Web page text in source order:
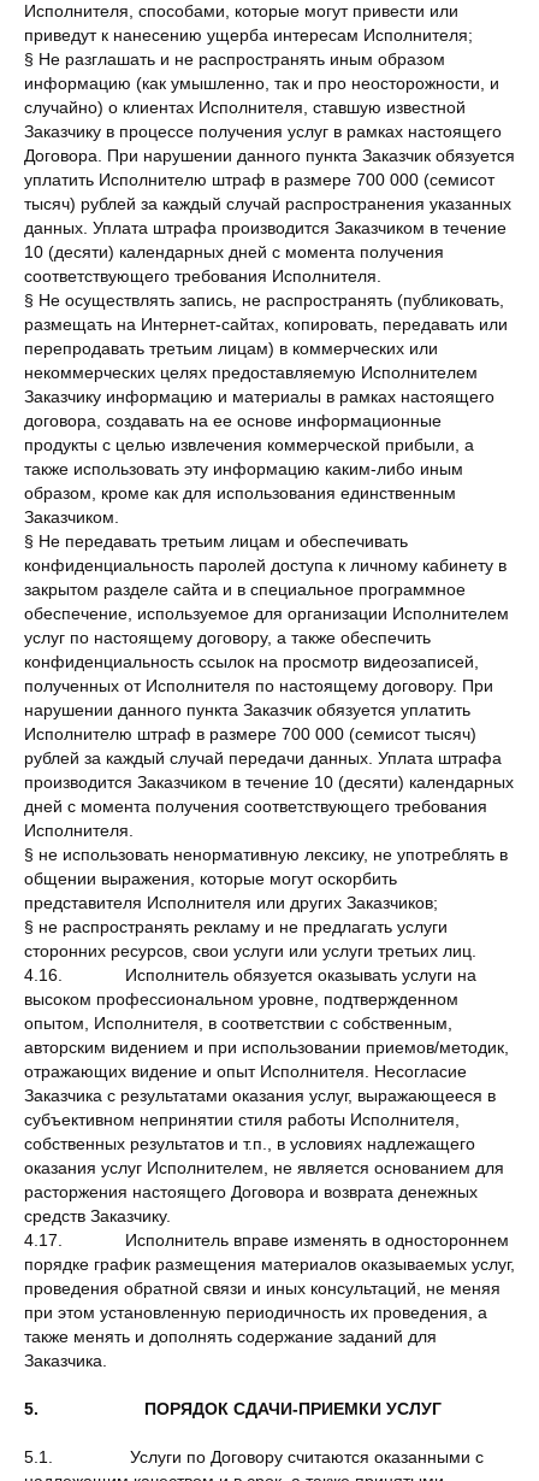
Исполнителя, способами, которые могут привести или
приведут к нанесению ущерба интересам Исполнителя;
§ Не разглашать и не распространять иным образом
информацию (как умышленно, так и про неосторожности, и
случайно) о клиентах Исполнителя, ставшую известной
Заказчику в процессе получения услуг в рамках настоящего
Договора. При нарушении данного пункта Заказчик обязуется
уплатить Исполнителю штраф в размере 700 000 (семисот
тысяч) рублей за каждый случай распространения указанных
данных. Уплата штрафа производится Заказчиком в течение
10 (десяти) календарных дней с момента получения
соответствующего требования Исполнителя.
§ Не осуществлять запись, не распространять (публиковать,
размещать на Интернет-сайтах, копировать, передавать или
перепродавать третьим лицам) в коммерческих или
некоммерческих целях предоставляемую Исполнителем
Заказчику информацию и материалы в рамках настоящего
договора, создавать на ее основе информационные
продукты с целью извлечения коммерческой прибыли, а
также использовать эту информацию каким-либо иным
образом, кроме как для использования единственным
Заказчиком.
§ Не передавать третьим лицам и обеспечивать
конфиденциальность паролей доступа к личному кабинету в
закрытом разделе сайта и в специальное программное
обеспечение, используемое для организации Исполнителем
услуг по настоящему договору, а также обеспечить
конфиденциальность ссылок на просмотр видеозаписей,
полученных от Исполнителя по настоящему договору. При
нарушении данного пункта Заказчик обязуется уплатить
Исполнителю штраф в размере 700 000 (семисот тысяч)
рублей за каждый случай передачи данных. Уплата штрафа
производится Заказчиком в течение 10 (десяти) календарных
дней с момента получения соответствующего требования
Исполнителя.
§ не использовать ненормативную лексику, не употреблять в
общении выражения, которые могут оскорбить
представителя Исполнителя или других Заказчиков;
§ не распространять рекламу и не предлагать услуги
сторонних ресурсов, свои услуги или услуги третьих лиц.
4.16. Исполнитель обязуется оказывать услуги на
высоком профессиональном уровне, подтвержденном
опытом, Исполнителя, в соответствии с собственным,
авторским видением и при использовании приемов/методик,
отражающих видение и опыт Исполнителя. Несогласие
Заказчика с результатами оказания услуг, выражающееся в
субъективном непринятии стиля работы Исполнителя,
собственных результатов и т.п., в условиях надлежащего
оказания услуг Исполнителем, не является основанием для
расторжения настоящего Договора и возврата денежных
средств Заказчику.
4.17. Исполнитель вправе изменять в одностороннем
порядке график размещения материалов оказываемых услуг,
проведения обратной связи и иных консультаций, не меняя
при этом установленную периодичность их проведения, а
также менять и дополнять содержание заданий для
Заказчика.
5. ПОРЯДОК СДАЧИ-ПРИЕМКИ УСЛУГ
5.1. Услуги по Договору считаются оказанными с